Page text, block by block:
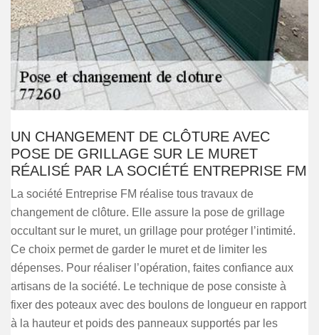
UN CHANGEMENT DE CLÔTURE AVEC
POSE DE GRILLAGE SUR LE MURET
RÉALISÉ PAR LA SOCIÉTÉ ENTREPRISE FM
La société Entreprise FM réalise tous travaux de
changement de clôture. Elle assure la pose de grillage
occultant sur le muret, un grillage pour protéger l’intimité.
Ce choix permet de garder le muret et de limiter les
dépenses. Pour réaliser l’opération, faites confiance aux
artisans de la société. Le technique de pose consiste à
fixer des poteaux avec des boulons de longueur en rapport
à la hauteur et poids des panneaux supportés par les